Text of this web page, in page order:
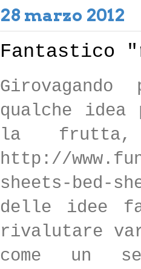
28 marzo 2012
Fantastico
qualche
la frutta,
http://
sheets-bed-
delle idee
rivalutare
come un